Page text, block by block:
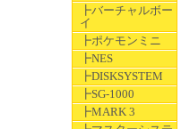
┣バーチャルボー
イ
┣ポケモンミニ
┣NES
┣DISKSYSTEM
┣SG-1000
┣MARK 3